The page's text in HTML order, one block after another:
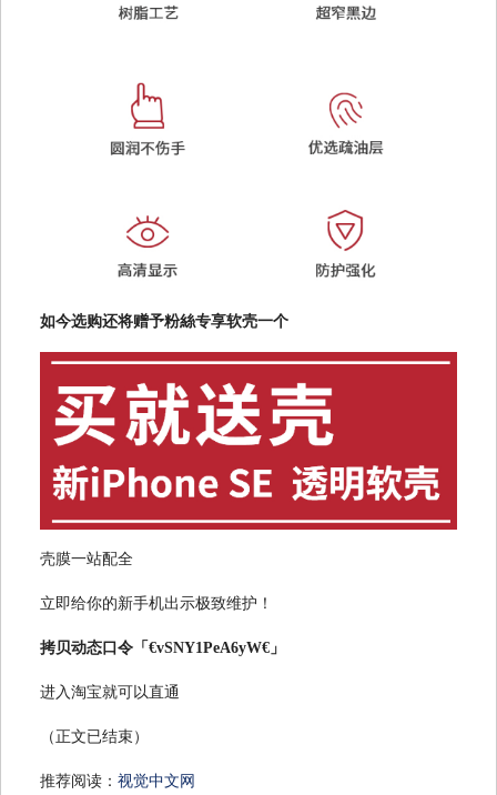
如今选购还将赠予粉絲专享软壳一个
壳膜一站配全
立即给你的新手机出示极致维护！
拷贝动态口令「€vSNY1PeA6yW€」
进入淘宝就可以直通
（正文已结束）
推荐阅读： 视觉中文网